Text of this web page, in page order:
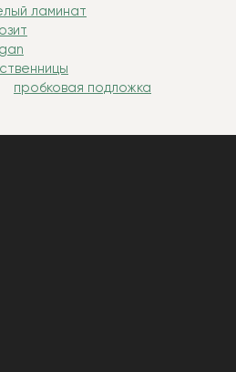
ламинат
пробковая подложка